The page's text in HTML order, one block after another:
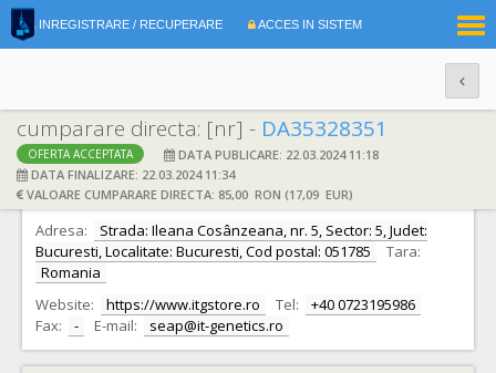
INREGISTRARE / RECUPERARE ACCES IN SISTEM
cumparare directa: [nr] - DA35328351
OFERTA ACCEPTATA
DATA PUBLICARE: 22.03.2024 11:18
DATA FINALIZARE: 22.03.2024 11:34
VALOARE CUMPARARE DIRECTA: 85,00 RON (17,09 EUR)
DATE IDENTIFICARE OFERTANT
Ofertant: S.C. IT GENETICS S.A. CIF:
21310535
Adresa:
Strada: Ileana Cosânzeana, nr. 5, Sector: 5, Judet:
Bucuresti, Localitate: Bucuresti, Cod postal: 051785
Tara:
Romania
Website:
https://www.itgstore.ro Tel:
+40 0723195986
Fax:
- E-mail: seap@it-genetics.ro